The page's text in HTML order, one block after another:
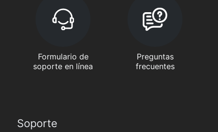
Formulario de
soporte en línea
Preguntas
frecuentes
Soporte